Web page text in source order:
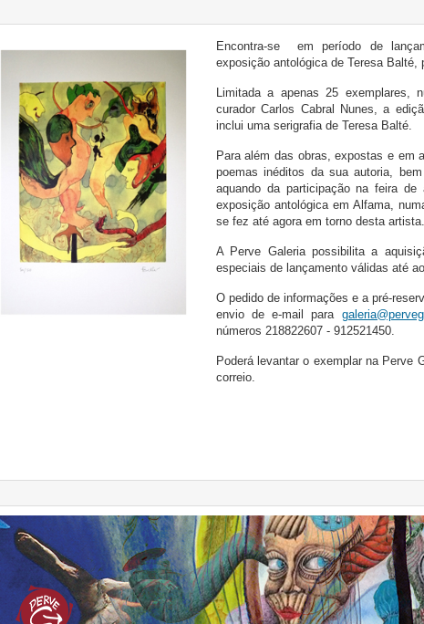
Encontra-se em período de
exposição antológica de Teresa Balté,
Limitada a apenas 25 exemplares,
curador Carlos Cabral Nunes, a
inclui uma serigrafia de Teresa Balté.
Para além das obras, expostas e em
poemas inéditos da sua autoria,
aquando da participação na feira
exposição antológica em Alfama,
se fez até agora em torno desta artista.
A Perve Galeria possibilita a
especiais de lançamento válidas até
O pedido de informações e a pré-
envio de e-mail para
números 218822607 - 912521450.
Poderá levantar o exemplar na Perve
correio.